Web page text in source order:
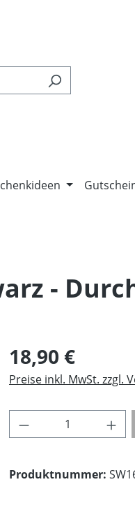
-
Regulärer Preis:
18,90 €
Preise inkl. MwSt. zzgl.
Produkt
Produktnummer: